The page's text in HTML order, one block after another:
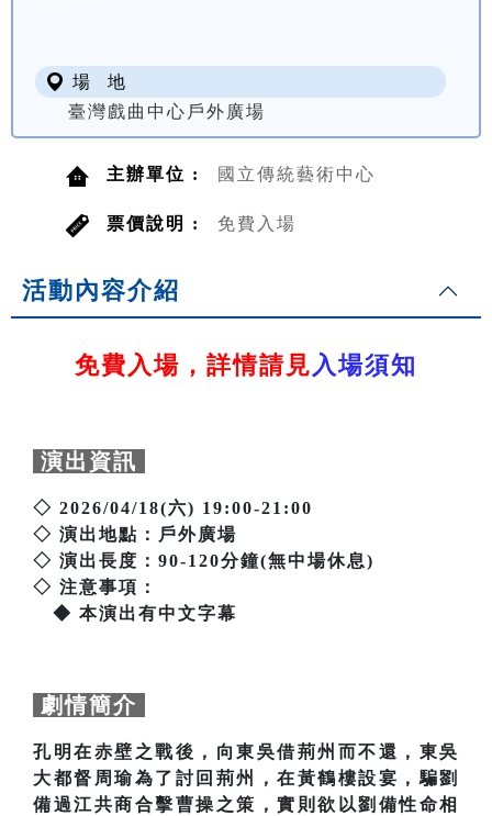
場 地
臺灣戲曲中心戶外廣場
主辦單位 : 國立傳統藝術中心
票價說明 : 免費入場
活動內容介紹
免費入場，詳情請見入場須知
演出資訊
◇ 2026/04/18(六) 19:00-21:00
◇ 演出地點：戶外廣場
◇ 演出長度：90-120分鐘(無中場休息)
◇ 注意事項：
◆ 本演出有中文字幕
劇情簡介
孔明在赤壁之戰後，向東吳借荊州而不還，東吳
大都督周瑜為了討回荊州，在黃鶴樓設宴，騙劉
備過江共商合擊曹操之策，實則欲以劉備性命相